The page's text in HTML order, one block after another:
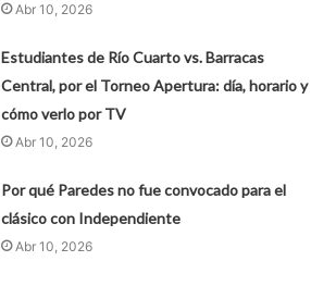
Abr 10, 2026
Estudiantes de Río Cuarto vs. Barracas
Central, por el Torneo Apertura: día, horario y
cómo verlo por TV
Abr 10, 2026
Por qué Paredes no fue convocado para el
clásico con Independiente
Abr 10, 2026